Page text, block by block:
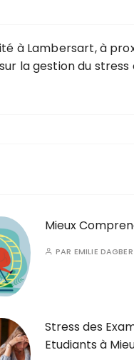
à Lambersart, à
la gestion du
Mieux
PAR EMILIE
Stress des
Etudiants à